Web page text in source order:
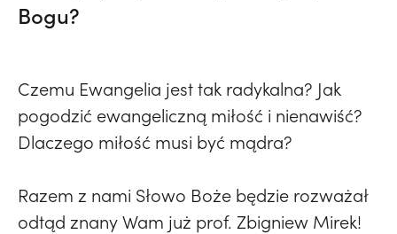
Bogu?
Czemu Ewangelia jest tak radykalna? Jak
pogodzić ewangeliczną miłość i nienawiść?
Dlaczego miłość musi być mądra?
Razem z nami Słowo Boże będzie rozważał
odtąd znany Wam już prof. Zbigniew Mirek!